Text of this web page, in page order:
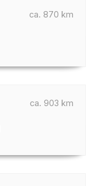
ca. 870 km
ca. 903 km